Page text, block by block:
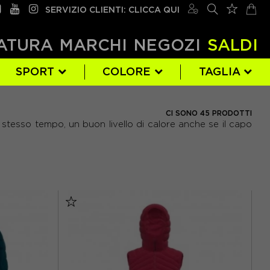
SERVIZIO CLIENTI: CLICCA QUI
MARCHI NEGOZI SALDI
SPORT COLORE TAGLIA
ROSA(1)
S (29)
CI SONO 45 PRODOTTI
tempo, un buon livello di calore anche se il capo